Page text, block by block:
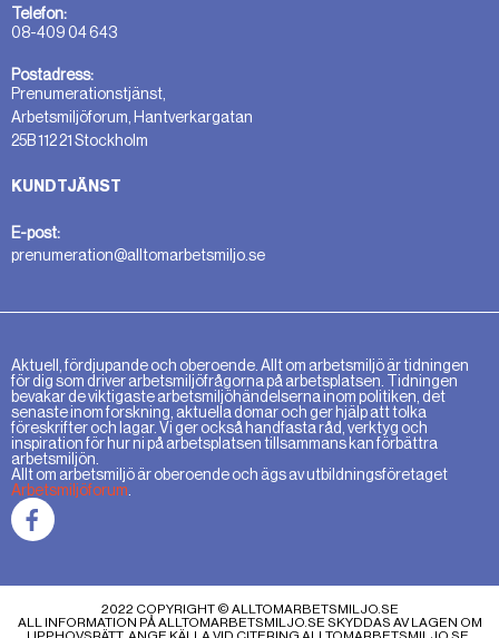
Telefon:
08-409 04 643
Postadress:
Prenumerationstjänst,
Arbetsmiljöforum, Hantverkargatan
25B 112 21 Stockholm
KUNDTJÄNST
E-post:
prenumeration@alltomarbetsmiljo.se
Aktuell, fördjupande och oberoende. Allt om arbetsmiljö är tidningen
för dig som driver arbetsmiljöfrågorna på arbetsplatsen. Tidningen
bevakar de viktigaste arbetsmiljöhändelserna inom politiken, det
senaste inom forskning, aktuella domar och ger hjälp att tolka
föreskrifter och lagar. Vi ger också handfasta råd, verktyg och
inspiration för hur ni på arbetsplatsen tillsammans kan förbättra
arbetsmiljön.
Allt om arbetsmiljö är oberoende och ägs av utbildningsföretaget
Arbetsmiljöforum
2022 COPYRIGHT © ALLTOMARBETSMILJO.SE
ALL INFORMATION PÅ ALLTOMARBETSMILJO.SE SKYDDAS AV LAGEN OM